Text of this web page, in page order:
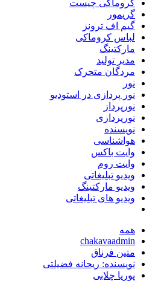
کروماکی چیست
گریمور
گیم اف ترونز
لباس کروماکی
مارکتینگ
مدیر تولید
مردگان متحرک
نور
نور پردازی در استودیو
نورپرداز
نورپردازی
نویسنده
هواشناسی
وایت باکس
وایت روم
ویدیو تبلیغاتی
ویدیو مارکتینگ
ویدیو های تبلیغاتی
همه
chakavaadmin
متین فرناق
نویسنده: ریحانه فضیلتی
پوریا چلابی